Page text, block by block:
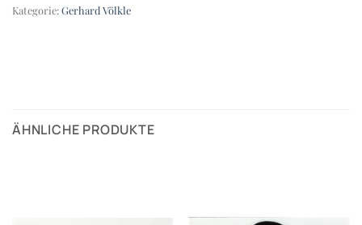
Kategorie:Gerhard Völkle
ÄHNLICHE PRODUKTE